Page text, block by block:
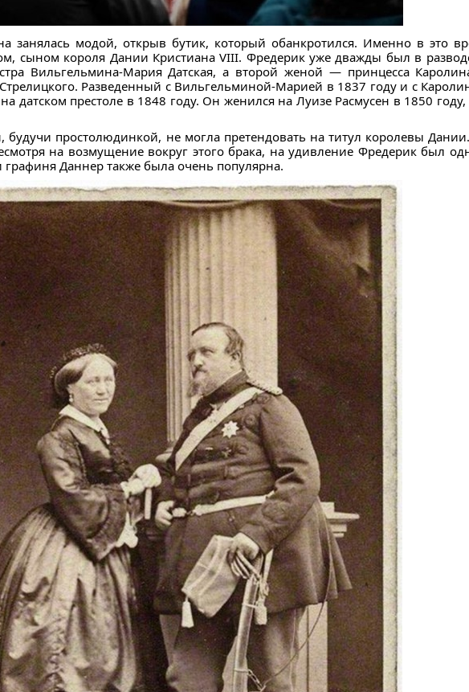
занялась модой, открыв бутик, который обанкротился. Именно в это
сыном короля Дании Кристиана VIII. Фредерик уже дважды был в
Вильгельмина-Мария Датская, а второй женой — принцесса
Разведенный с Вильгельминой-Марией в 1837 году и с
датском престоле в 1848 году. Он женился на Луизе Расмусен в 1850
будучи простолюдинкой, не могла претендовать на титул королевы
на возмущение вокруг этого брака, на удивление Фредерик был
графиня Даннер также была очень популярна.